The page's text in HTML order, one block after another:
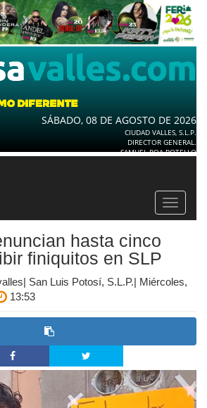
SÁBADO, 08 DE AGOSTO DE 2026
CIUDAD VALLES, S.L.P.
DIRECTOR GENERAL.
SAMUEL ROA BOTELLO
Toggle
hasta cinco
finiquitos en SLP
San Luis Potosí, S.L.P.| Miércoles,
13:53